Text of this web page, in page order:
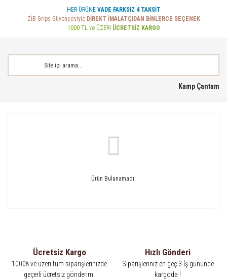
HER ÜRÜNE VADE FARKSIZ 4 TAKSİT
ZİB Grips Güvencesiyle DİREKT İMALATÇIDAN BİNLERCE SEÇENEK
1000 TL ve ÜZERİ ÜCRETSİZ KARGO
Kamp Çantam
Ürün Bulunamadı.
Ücretsiz Kargo
1000₺ ve üzeri tüm siparişlerinizde
geçerli ücretsiz gönderim.
Hızlı Gönderi
Siparişleriniz en geç 3 İş gününde
kargoda !